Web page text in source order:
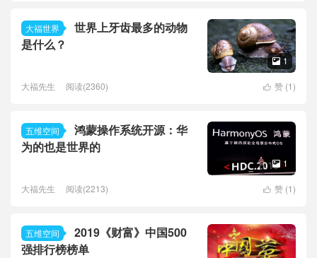
大福世界
世界上牙齿最多的动物
是什么？
 1
 赞 (1)
大福先生 阅读(2360)
五维空间
鸿蒙操作系统开源：华
为的也是世界的
 1
 赞 (1)
大福先生 阅读(2213)
五维空间
2019《财富》中国500
强排行榜榜单